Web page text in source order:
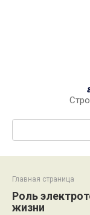
Главная страница
Роль
жизни